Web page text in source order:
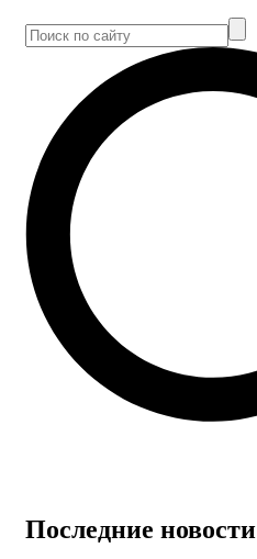
Последние новости